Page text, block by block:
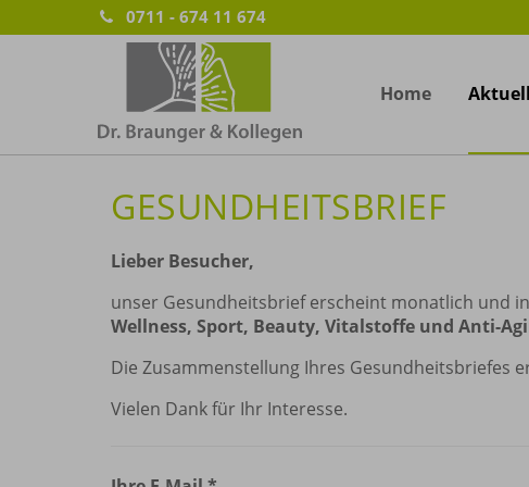
0711 - 674 11 674
Home
GESUNDHEITSBRIEF
Lieber Besucher,
unser Gesundheitsbrief erscheint monatlich und
Wellness, Sport, Beauty, Vitalstoffe und Anti-
Die Zusammenstellung Ihres Gesundheitsbriefes
Vielen Dank für Ihr Interesse.